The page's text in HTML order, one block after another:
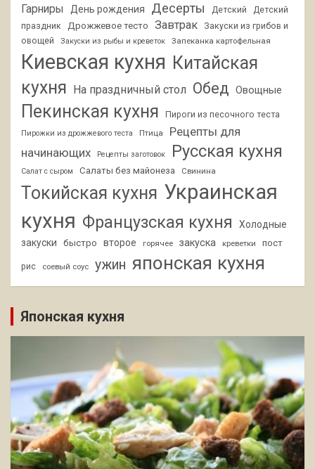
Гарниры День рождения Десерты Детский
Детский
праздник
Дрожжевое тесто Завтрак
Закуски из грибов и
овощей
Закуски из рыбы и креветок Запеканка картофельная
Киевская кухня Китайская
кухня
На праздничный стол Обед Овощные
Пекинская кухня Пироги из песочного теста
Пирожки из дрожжевого теста Птица
Рецепты для
начинающих
Рецепты заготовок Русская кухня
Салат с сыром Салаты без майонеза Свинина
Токийская кухня Украинская
кухня Французская кухня
Холодные
закуски
быстро второе горячее закуска креветки пост
рис соевый соус ужин японская кухня
Японская кухня